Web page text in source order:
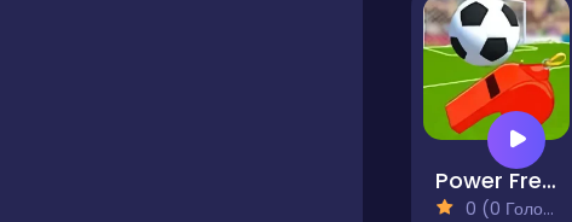
Power Free Kick
0 (0 Голосів)